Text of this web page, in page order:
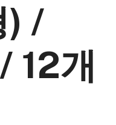
) /
12개